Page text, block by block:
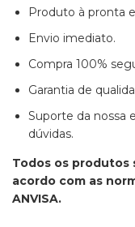
Produto à pronta
Envio imediato.
Compra 100%
Garantia de
Suporte da nossa
dúvidas.
Todos os produtos
acordo com as
ANVISA.